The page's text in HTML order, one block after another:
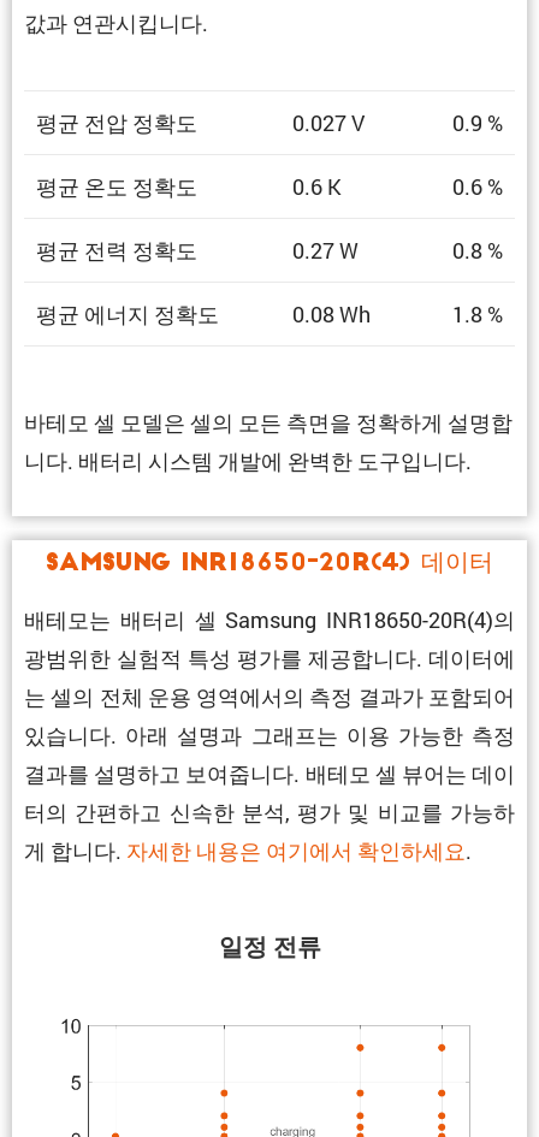
값과 연관시킵니다.
평균 전압 정확도 0.027 V 0.9 %
평균 온도 정확도 0.6 K 0.6 %
평균 전력 정확도 0.27 W 0.8 %
평균 에너지 정확도 0.08 Wh 1.8 %
바테모 셀 모델은 셀의 모든 측면을 정확하게 설명합
니다. 배터리 시스템 개발에 완벽한 도구입니다.
Samsung INR18650-20R(4) 데이터
배테모는 배터리 셀 Samsung INR18650-20R(4)의
광범위한 실험적 특성 평가를 제공합니다. 데이터에
는 셀의 전체 운용 영역에서의 측정 결과가 포함되어
있습니다. 아래 설명과 그래프는 이용 가능한 측정
결과를 설명하고 보여줍니다. 배테모 셀 뷰어는 데이
터의 간편하고 신속한 분석, 평가 및 비교를 가능하
게 합니다. 자세한 내용은 여기에서 확인하세요.
일정 전류